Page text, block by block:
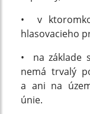
• v
hlasovacieho
• na základe
nemá trvalý
a ani na
únie.